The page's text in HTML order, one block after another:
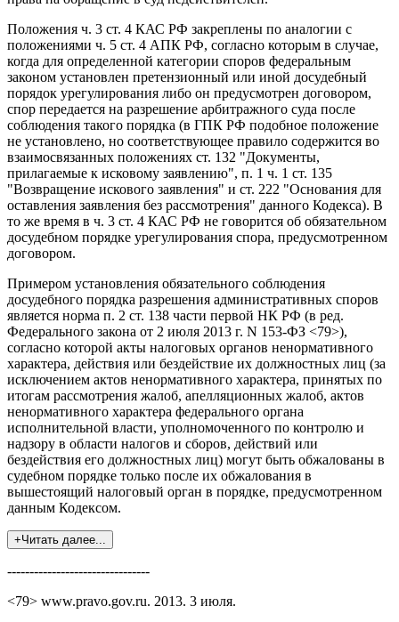
Положения ч. 3 ст. 4 КАС РФ закреплены по аналогии с
положениями ч. 5 ст. 4 АПК РФ, согласно которым в случае,
когда для определенной категории споров федеральным
законом установлен претензионный или иной досудебный
порядок урегулирования либо он предусмотрен договором,
спор передается на разрешение арбитражного суда после
соблюдения такого порядка (в ГПК РФ подобное положение
не установлено, но соответствующее правило содержится во
взаимосвязанных положениях ст. 132 "Документы,
прилагаемые к исковому заявлению", п. 1 ч. 1 ст. 135
"Возвращение искового заявления" и ст. 222 "Основания для
оставления заявления без рассмотрения" данного Кодекса). В
то же время в ч. 3 ст. 4 КАС РФ не говорится об обязательном
досудебном порядке урегулирования спора, предусмотренном
договором.
Примером установления обязательного соблюдения
досудебного порядка разрешения административных споров
является норма п. 2 ст. 138 части первой НК РФ (в ред.
Федерального закона от 2 июля 2013 г. N 153-ФЗ <79>),
согласно которой акты налоговых органов ненормативного
характера, действия или бездействие их должностных лиц (за
исключением актов ненормативного характера, принятых по
итогам рассмотрения жалоб, апелляционных жалоб, актов
ненормативного характера федерального органа
исполнительной власти, уполномоченного по контролю и
надзору в области налогов и сборов, действий или
бездействия его должностных лиц) могут быть обжалованы в
судебном порядке только после их обжалования в
вышестоящий налоговый орган в порядке, предусмотренном
данным Кодексом.
+Читать далее...
--------------------------------
<79> www.pravo.gov.ru. 2013. 3 июля.